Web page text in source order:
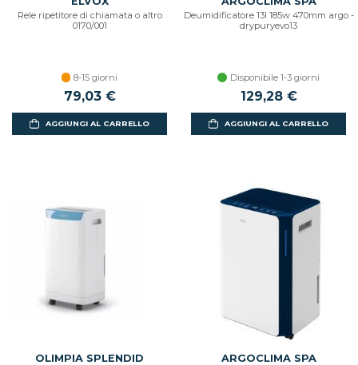
Rele ripetitore di chiamata o altro
0170/001
8-15 giorni
79,03 €
AGGIUNGI AL CARRELLO
Deumidificatore 13l 185w 470mm argo -
drypuryevo13
Disponibile 1-3 giorni
129,28 €
AGGIUNGI AL CARRELLO
OLIMPIA SPLENDID ARGOCLIMA SPA